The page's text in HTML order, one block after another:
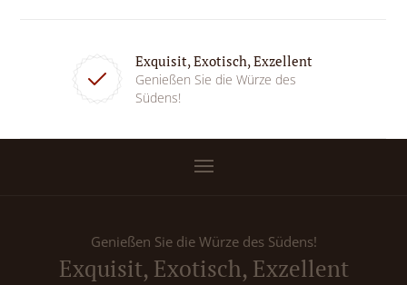
Exquisit, Exotisch, Exzellent
Genießen Sie die Würze des
Südens!
Genießen Sie die Würze des Südens!
Exquisit, Exotisch, Exzellent